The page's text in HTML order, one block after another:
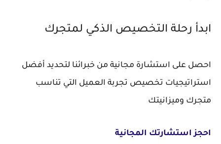
ابدأ رحلة التخصيص الذكي لمتجرك
احصل على استشارة مجانية من خبرائنا لتحديد أفضل
استراتيجيات تخصيص تجربة العميل التي تناسب
متجرك وميزانيتك
احجز استشارتك المجانية